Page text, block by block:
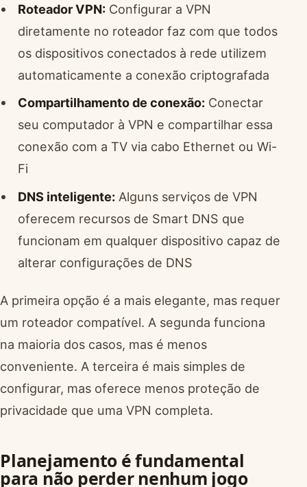
Roteador VPN:Configurar a VPN
diretamente no roteador faz com que todos
os dispositivos conectados à rede utilizem
automaticamente a conexão criptografada
Compartilhamento de conexão:Conectar
seu computador à VPN e compartilhar essa
conexão com a TV via cabo Ethernet ou Wi-
Fi
DNS inteligente:Alguns serviços de VPN
oferecem recursos de Smart DNS que
funcionam em qualquer dispositivo capaz de
alterar configurações de DNS
A primeira opção é a mais elegante, mas requer
um roteador compatível. A segunda funciona
na maioria dos casos, mas é menos
conveniente. A terceira é mais simples de
configurar, mas oferece menos proteção de
privacidade que uma VPN completa.
Planejamento é fundamental
para não perder nenhum jogo